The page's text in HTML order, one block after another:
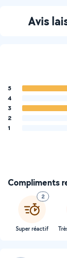
Avis
5
4
3
2
1
Compliments
2
Super réactif